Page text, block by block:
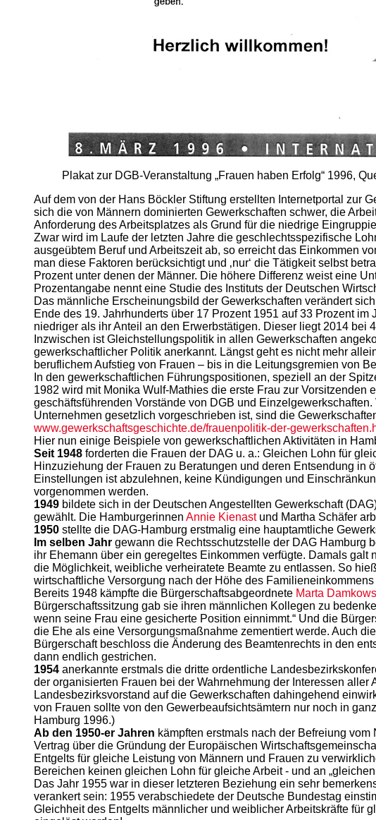
Plakat zur DGB-Veranstaltung „Frauen haben Erfolg“ 1996,
Auf dem von der Hans Böckler Stiftung erstellten Internetportal zur
sich die von Männern dominierten Gewerkschaften schwer, die
Anforderung des Arbeitsplatzes als Grund für die niedrige
Zwar wird im Laufe der letzten Jahre die geschlechtsspezifische
ausgeübtem Beruf und Arbeitszeit ab, so erreicht das Einkommen
man diese Faktoren berücksichtigt und ‚nur‘ die Tätigkeit selbst
Prozent unter denen der Männer. Die höhere Differenz weist eine
Prozentangabe nennt eine Studie des Instituts der Deutschen
Das männliche Erscheinungsbild der Gewerkschaften verändert
Ende des 19. Jahrhunderts über 17 Prozent 1951 auf 33 Prozent
niedriger als ihr Anteil an den Erwerbstätigen. Dieser liegt 2014 bei
Inzwischen ist Gleichstellungspolitik in allen Gewerkschaften
gewerkschaftlicher Politik anerkannt. Längst geht es nicht mehr
beruflichem Aufstieg von Frauen – bis in die Leitungsgremien von
In den gewerkschaftlichen Führungspositionen, speziell an der
1982 wird mit Monika Wulf-Mathies die erste Frau zur
geschäftsführenden Vorstände von DGB und
Unternehmen gesetzlich vorgeschrieben ist, sind die
www.gewerkschaftsgeschichte.de/frauenpolitik-der-
Hier nun einige Beispiele von gewerkschaftlichen Aktivitäten in
Seit 1948 forderten die Frauen der DAG u. a.: Gleichen Lohn für
Hinzuziehung der Frauen zu Beratungen und deren Entsendung in
Einstellungen ist abzulehnen, keine Kündigungen und
vorgenommen werden.
1949 bildete sich in der Deutschen Angestellten Gewerkschaft
gewählt. Die Hamburgerinnen Annie Kienastund Martha Schäfer
1950 stellte die DAG-Hamburg erstmalig eine hauptamtliche
Im selben Jahr gewann die Rechtsschutzstelle der DAG Hamburg
ihr Ehemann über ein geregeltes Einkommen verfügte. Damals
die Möglichkeit, weibliche verheiratete Beamte zu entlassen. So
wirtschaftliche Versorgung nach der Höhe des Familieneinkommens
Bereits 1948 kämpfte die Bürgerschaftsabgeordnete Marta
Bürgerschaftssitzung gab sie ihren männlichen Kollegen zu
wenn seine Frau eine gesicherte Position einnimmt.“ Und die
die Ehe als eine Versorgungsmaßnahme zementiert werde. Auch
Bürgerschaft beschloss die Änderung des Beamtenrechts in den
dann endlich gestrichen.
1954 anerkannte erstmals die dritte ordentliche
der organisierten Frauen bei der Wahrnehmung der Interessen
Landesbezirksvorstand auf die Gewerkschaften dahingehend
von Frauen sollte von den Gewerbeaufsichtsämtern nur noch in
Hamburg 1996.)
Ab den 1950-er Jahren kämpften erstmals nach der Befreiung
Vertrag über die Gründung der Europäischen
Entgelts für gleiche Leistung von Männern und Frauen zu
Bereichen keinen gleichen Lohn für gleiche Arbeit - und an
Das Jahr 1955 war in dieser letzteren Beziehung ein sehr
verankert sein: 1955 verabschiedete der Deutsche Bundestag
Gleichheit des Entgelts männlicher und weiblicher Arbeitskräfte für